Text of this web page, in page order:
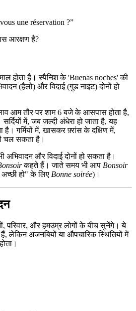
une réservation ?”
आरक्षण है?
होता है। स्पैनिश के 'Buenas noches' की
(हैलो) और विदाई (गुड नाइट) दोनों हो
आम तौर पर शाम 6 बजे के आसपास होता है,
में, जब जल्दी अंधेरा हो जाता है, यह
गर्मियों में, खासकर फ़्रांस के दक्षिण में,
चल सकता है।
अभिवादन और विदाई दोनों हो सकता है।
कहते हैं। जाते समय भी आप Bonsoir
हो" के लिए Bonne soirée)।
परिवार, और हमउम्र लोगों के बीच सुनेंगे। ये
लेकिन अजनबियों या औपचारिक स्थितियों में